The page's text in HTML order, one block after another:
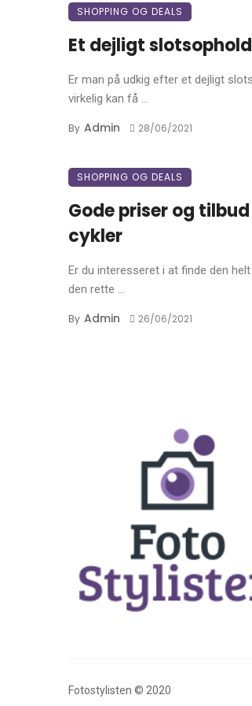
SHOPPING OG DEALS
Et dejligt slotsophold
Er man på udkig efter et dejligt
virkelig kan få ...
By Admin 28/06/2021
SHOPPING OG DEALS
Gode priser og
cykler
Er du interesseret i at finde den
den rette ...
By Admin 26/06/2021
Fotostylisten © 2020